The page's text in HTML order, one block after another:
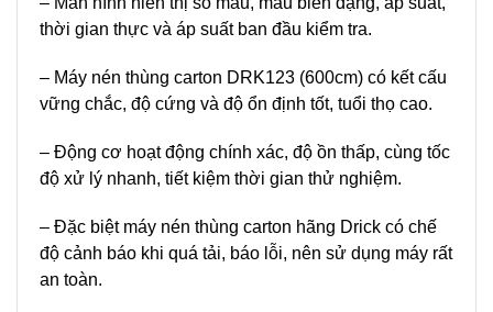
thời gian thực và áp suất ban đầu kiểm tra.
– Máy nén thùng carton DRK123 (600cm) có kết cấu
vững chắc, độ cứng và độ ổn định tốt, tuổi thọ cao.
– Động cơ hoạt động chính xác, độ ồn thấp, cùng tốc
độ xử lý nhanh, tiết kiệm thời gian thử nghiệm.
– Đặc biệt máy nén thùng carton hãng Drick có chế
độ cảnh báo khi quá tải, báo lỗi, nên sử dụng máy rất
an toàn.